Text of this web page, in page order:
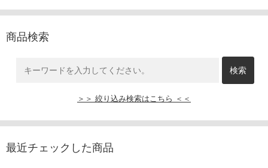
商品検索
＞＞ 絞り込み検索はこちら ＜＜
最近チェックした商品